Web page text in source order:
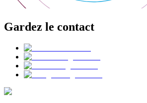
Gardez le contact